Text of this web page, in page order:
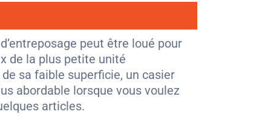
peut être loué pour
de la plus petite unité
de sa faible superficie, un casier
abordable lorsque vous voulez
articles.